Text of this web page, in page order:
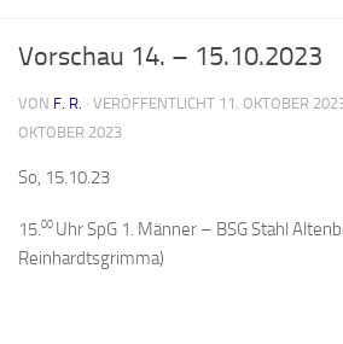
Vorschau 14. – 15.10.2023
VON F. R. · VERÖFFENTLICHT 11. OKTOBER
OKTOBER 2023
So, 15.10.23
15.00 Uhr SpG 1. Männer – BSG Stahl
Reinhardtsgrimma)